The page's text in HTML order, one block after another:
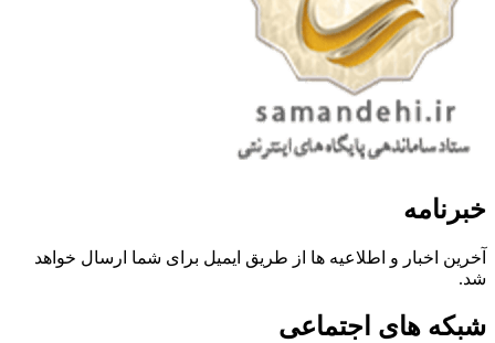
خبرنامه
آخرین اخبار و اطلاعیه ها از طریق ایمیل برای شما ارسال خواهد
شد.
شبکه های اجتماعی